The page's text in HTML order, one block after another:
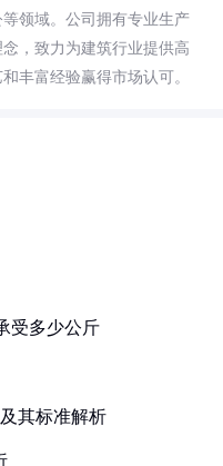
领域。公司拥有专业生产
，致力为建筑行业提供高
丰富经验赢得市场认可。
受多少公斤
其标准解析